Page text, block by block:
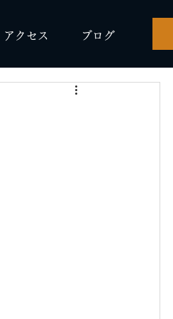
アクセス ブログ